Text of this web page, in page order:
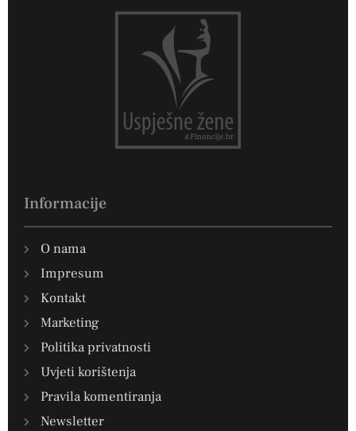
Informacije
O nama
Impresum
Kontakt
Marketing
Politika privatnosti
Uvjeti korištenja
Pravila komentiranja
Newsletter